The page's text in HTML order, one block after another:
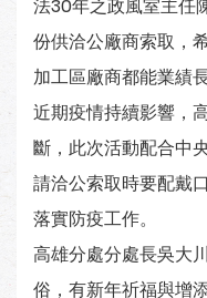
法30年之政風室主任
份供洽公廠商索取，
加工區廠商都能業績
近期疫情持續影響，
斷，此次活動配合中
請洽公索取時要配戴
落實防疫工作。
高雄分處分處長吳大
俗，有新年祈福與增